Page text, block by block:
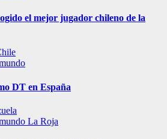
el mejor jugador chileno de la
DT en España
La Roja